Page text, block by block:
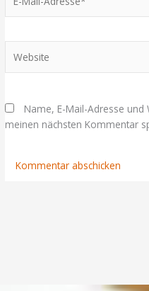
Mail-
Name, E-Mail-Adresse
meinen nächsten Kommentar